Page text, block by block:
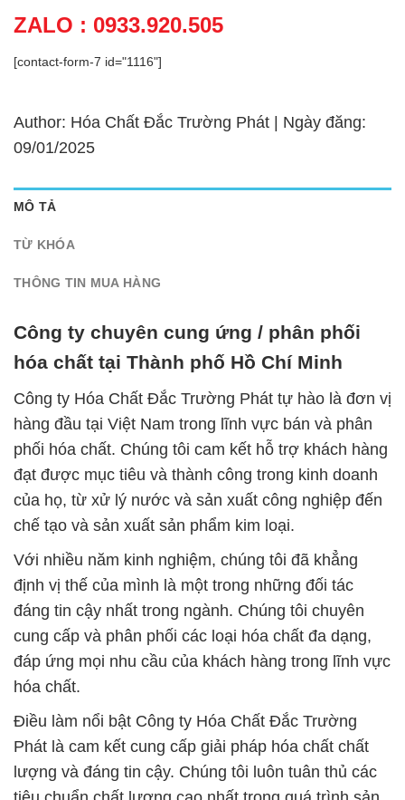
ZALO : 0933.920.505
[contact-form-7 id="1116"]
Author: Hóa Chất Đắc Trường Phát | Ngày đăng:
09/01/2025
MÔ TẢ
TỪ KHÓA
THÔNG TIN MUA HÀNG
Công ty chuyên cung ứng / phân phối
hóa chất tại Thành phố Hồ Chí Minh
Công ty Hóa Chất Đắc Trường Phát tự hào là đơn vị
hàng đầu tại Việt Nam trong lĩnh vực bán và phân
phối hóa chất. Chúng tôi cam kết hỗ trợ khách hàng
đạt được mục tiêu và thành công trong kinh doanh
của họ, từ xử lý nước và sản xuất công nghiệp đến
chế tạo và sản xuất sản phẩm kim loại.
Với nhiều năm kinh nghiệm, chúng tôi đã khẳng
định vị thế của mình là một trong những đối tác
đáng tin cậy nhất trong ngành. Chúng tôi chuyên
cung cấp và phân phối các loại hóa chất đa dạng,
đáp ứng mọi nhu cầu của khách hàng trong lĩnh vực
hóa chất.
Điều làm nổi bật Công ty Hóa Chất Đắc Trường
Phát là cam kết cung cấp giải pháp hóa chất chất
lượng và đáng tin cậy. Chúng tôi luôn tuân thủ các